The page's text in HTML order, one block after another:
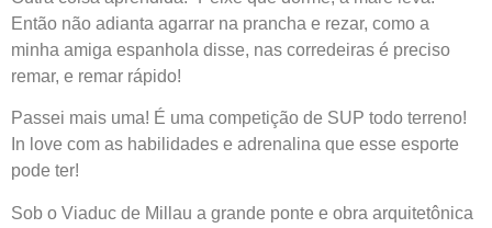
Então não adianta agarrar na prancha e rezar, como a
minha amiga espanhola disse, nas corredeiras é preciso
remar, e remar rápido!
Passei mais uma! É uma competição de SUP todo terreno!
In love com as habilidades e adrenalina que esse esporte
pode ter!
Sob o Viaduc de Millau a grande ponte e obra arquitetônica